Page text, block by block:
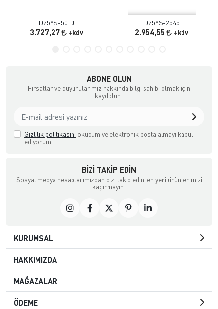
D25YS-5010
3.727,27 +kdv
D25YS-2545
2.954,55 +kdv
ABONE OLUN
Fırsatlar ve duyurularımız hakkında bilgi sahibi olmak için
kaydolun!
Gizlilik politikasını okudum ve elektronik posta almayı kabul
ediyorum.
BIZI TAKIP EDIN
Sosyal medya hesaplarımızdan bizi takip edin, en yeni ürünlerimizi
kaçırmayın!
KURUMSAL
HAKKIMIZDA
MAĞAZALAR
ÖDEME